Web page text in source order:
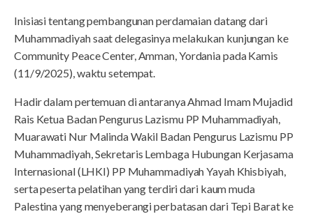
Inisiasi tentang pembangunan perdamaian datang dari
Muhammadiyah saat delegasinya melakukan kunjungan ke
Community Peace Center, Amman, Yordania pada Kamis
(11/9/2025), waktu setempat.
Hadir dalam pertemuan di antaranya Ahmad Imam Mujadid
Rais Ketua Badan Pengurus Lazismu PP Muhammadiyah,
Muarawati Nur Malinda Wakil Badan Pengurus Lazismu PP
Muhammadiyah, Sekretaris Lembaga Hubungan Kerjasama
Internasional (LHKI) PP Muhammadiyah Yayah Khisbiyah,
serta peserta pelatihan yang terdiri dari kaum muda
Palestina yang menyeberangi perbatasan dari Tepi Barat ke